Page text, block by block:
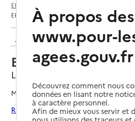
EHPAD par département
EHPAD Résidence les Belles Eaux
Retour aux résultats de
EHPAD Résidence
Liancourt, OISE
Mis à jour le04/06/2026
Rechercher les établissements
À propos
www.pour-
agees.gouv.fr
Découvrez comment nous
données en lisant notre
à caractère personnel.
Afin de mieux vous servir et